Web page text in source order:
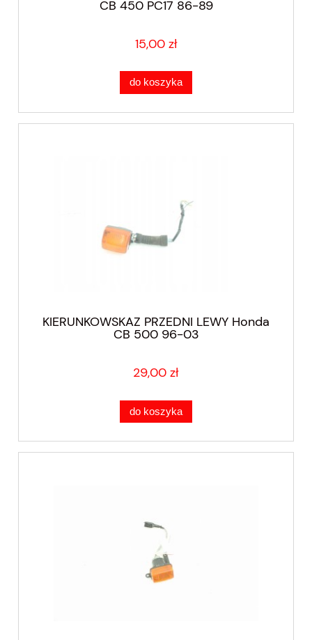
CB 450 PC17 86-89
15,00 zł
do koszyka
KIERUNKOWSKAZ PRZEDNI LEWY Honda
CB 500 96-03
29,00 zł
do koszyka